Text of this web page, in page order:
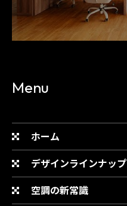
Menu
ホーム
デザインラインナップ
空調の新常識